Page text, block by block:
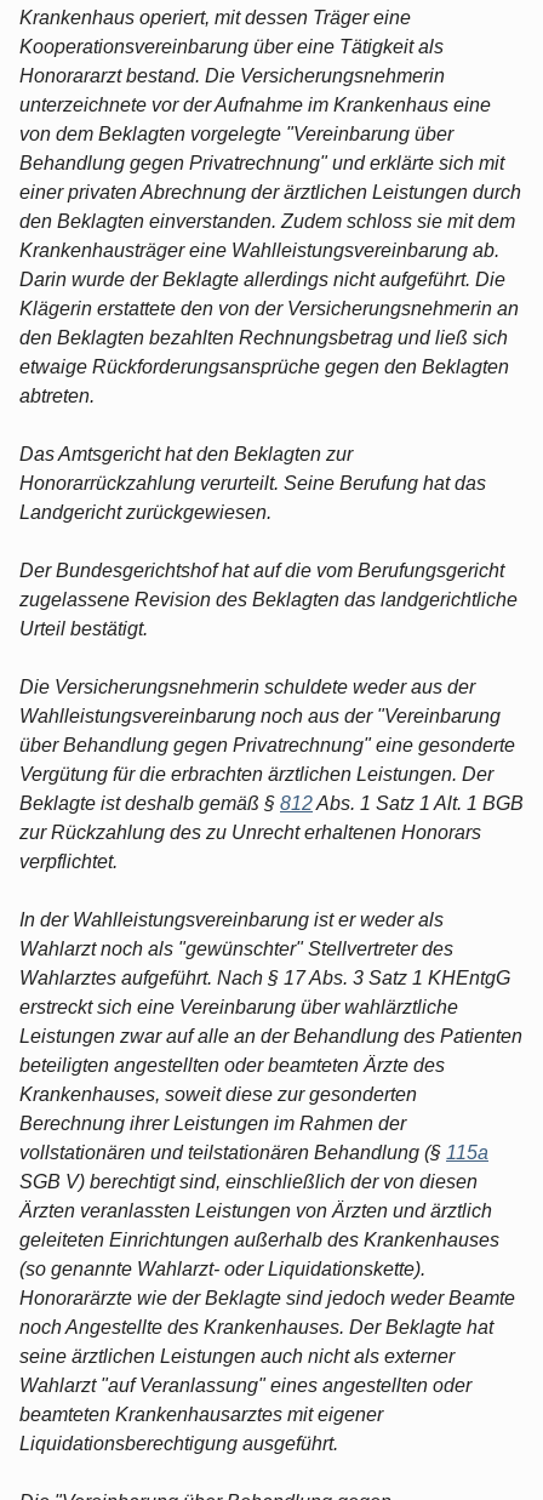
Krankenhaus operiert, mit dessen Träger eine
Kooperationsvereinbarung über eine Tätigkeit als
Honorararzt bestand. Die Versicherungsnehmerin
unterzeichnete vor der Aufnahme im Krankenhaus eine
von dem Beklagten vorgelegte "Vereinbarung über
Behandlung gegen Privatrechnung" und erklärte sich mit
einer privaten Abrechnung der ärztlichen Leistungen durch
den Beklagten einverstanden. Zudem schloss sie mit dem
Krankenhausträger eine Wahlleistungsvereinbarung ab.
Darin wurde der Beklagte allerdings nicht aufgeführt. Die
Klägerin erstattete den von der Versicherungsnehmerin an
den Beklagten bezahlten Rechnungsbetrag und ließ sich
etwaige Rückforderungsansprüche gegen den Beklagten
abtreten.
Das Amtsgericht hat den Beklagten zur
Honorarrückzahlung verurteilt. Seine Berufung hat das
Landgericht zurückgewiesen.
Der Bundesgerichtshof hat auf die vom Berufungsgericht
zugelassene Revision des Beklagten das landgerichtliche
Urteil bestätigt.
Die Versicherungsnehmerin schuldete weder aus der
Wahlleistungsvereinbarung noch aus der "Vereinbarung
über Behandlung gegen Privatrechnung" eine gesonderte
Vergütung für die erbrachten ärztlichen Leistungen. Der
Beklagte ist deshalb gemäß § 812Abs. 1 Satz 1 Alt. 1 BGB
zur Rückzahlung des zu Unrecht erhaltenen Honorars
verpflichtet.
In der Wahlleistungsvereinbarung ist er weder als
Wahlarzt noch als "gewünschter" Stellvertreter des
Wahlarztes aufgeführt. Nach § 17 Abs. 3 Satz 1 KHEntgG
erstreckt sich eine Vereinbarung über wahlärztliche
Leistungen zwar auf alle an der Behandlung des Patienten
beteiligten angestellten oder beamteten Ärzte des
Krankenhauses, soweit diese zur gesonderten
Berechnung ihrer Leistungen im Rahmen der
vollstationären und teilstationären Behandlung (§ 115a
SGB V) berechtigt sind, einschließlich der von diesen
Ärzten veranlassten Leistungen von Ärzten und ärztlich
geleiteten Einrichtungen außerhalb des Krankenhauses
(so genannte Wahlarzt- oder Liquidationskette).
Honorarärzte wie der Beklagte sind jedoch weder Beamte
noch Angestellte des Krankenhauses. Der Beklagte hat
seine ärztlichen Leistungen auch nicht als externer
Wahlarzt "auf Veranlassung" eines angestellten oder
beamteten Krankenhausarztes mit eigener
Liquidationsberechtigung ausgeführt.